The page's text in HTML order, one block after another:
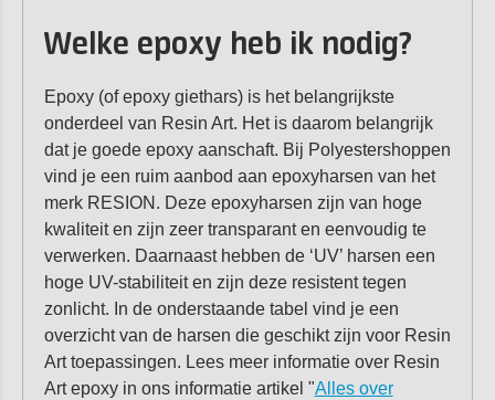
Welke epoxy heb ik nodig?
Epoxy (of epoxy giethars) is het belangrijkste
onderdeel van Resin Art. Het is daarom belangrijk
dat je goede epoxy aanschaft. Bij Polyestershoppen
vind je een ruim aanbod aan epoxyharsen van het
merk RESION. Deze epoxyharsen zijn van hoge
kwaliteit en zijn zeer transparant en eenvoudig te
verwerken. Daarnaast hebben de ‘UV’ harsen een
hoge UV-stabiliteit en zijn deze resistent tegen
zonlicht. In de onderstaande tabel vind je een
overzicht van de harsen die geschikt zijn voor Resin
Art toepassingen. Lees meer informatie over Resin
Art epoxy in ons informatie artikel "Alles over